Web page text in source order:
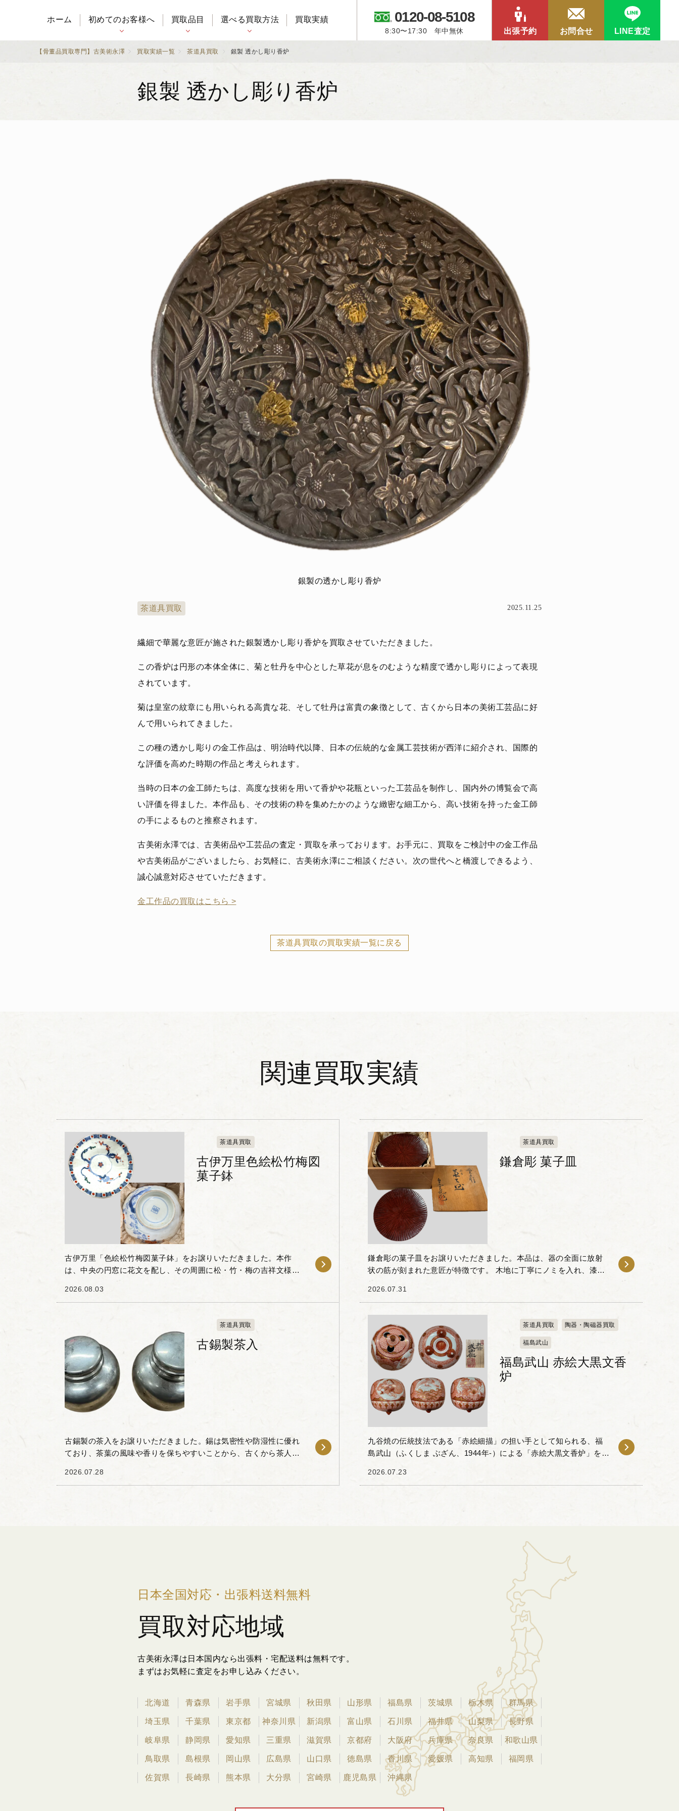
ホーム 初めてのお客様へ 買取品目 選べる買取方法 買取実績 0120-08-5108
8:30〜17:30 年中無休 出張予約 お問合せ LINE査定
【骨董品買取専門】古美術永澤 買取実績一覧 茶道具買取 銀製 透かし彫り香炉
銀製 透かし彫り香炉
銀製の透かし彫り香炉
茶道具買取 2025.11.25
繊細で華麗な意匠が施された銀製透かし彫り香炉を買取させていただきました。
この香炉は円形の本体全体に、菊と牡丹を中心とした草花が息をのむような精度で透かし彫りによって表現
されています。
菊は皇室の紋章にも用いられる高貴な花、そして牡丹は富貴の象徴として、古くから日本の美術工芸品に好
んで用いられてきました。
この種の透かし彫りの金工作品は、明治時代以降、日本の伝統的な金属工芸技術が西洋に紹介され、国際的
な評価を高めた時期の作品と考えられます。
当時の日本の金工師たちは、高度な技術を用いて香炉や花瓶といった工芸品を制作し、国内外の博覧会で高
い評価を得ました。本作品も、その技術の粋を集めたかのような緻密な細工から、高い技術を持った金工師
の手によるものと推察されます。
古美術永澤では、古美術品や工芸品の査定・買取を承っております。お手元に、買取をご検討中の金工作品
や古美術品がございましたら、お気軽に、古美術永澤にご相談ください。次の世代へと橋渡しできるよう、
誠心誠意対応させていただきます。
金工作品の買取はこちら >
茶道具買取の買取実績一覧に戻る
関連買取実績
茶道具買取
古伊万里色絵松竹梅図
菓子鉢
古伊万里「色絵松竹梅図菓子鉢」をお譲りいただきました。本作
は、中央の円窓に花文を配し、その周囲に松・竹・梅の吉祥文様が
器の縁を彩る規則的...
2026.08.03
茶道具買取
鎌倉彫 菓子皿
鎌倉彫の菓子皿をお譲りいただきました。本品は、器の全面に放射
状の筋が刻まれた意匠が特徴です。 木地に丁寧にノミを入れ、漆を
器としての実用性...
2026.07.31
茶道具買取
古錫製茶入
古錫製の茶入をお譲りいただきました。錫は気密性や防湿性に優れ
ており、茶葉の風味や香りを保ちやすいことから、古くから茶人の
落ち着いた光沢と...
2026.07.28
茶道具買取 陶器・陶磁器買取
福島武山
福島武山 赤絵大黒文香
炉
九谷焼の伝統技法である「赤絵細描」の担い手として知られる、福
島武山（ふくしま ぶざん、1944年-）による「赤絵大黒文香炉」をお
密技法を...
2026.07.23
日本全国対応・出張料送料無料
買取対応地域
古美術永澤は日本国内なら出張料・宅配送料は無料です。
まずはお気軽に査定をお申し込みください。
北海道 青森県 岩手県 宮城県 秋田県 山形県 福島県 茨城県 栃木県 群馬県
埼玉県 千葉県 東京都 神奈川県 新潟県 富山県 石川県 福井県 山梨県 長野県
岐阜県 静岡県 愛知県 三重県 滋賀県 京都府 大阪府 兵庫県 奈良県 和歌山県
鳥取県 島根県 岡山県 広島県 山口県 徳島県 香川県 愛媛県 高知県 福岡県
佐賀県 長崎県 熊本県 大分県 宮崎県 鹿児島県 沖縄県